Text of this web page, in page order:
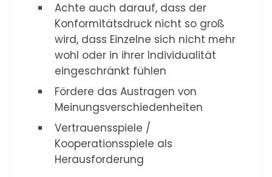
Achte auch darauf, dass der
Konformitätsdruck nicht so groß
wird, dass Einzelne sich nicht mehr
wohl oder in ihrer Individualität
eingeschränkt fühlen
Fördere das Austragen von
Meinungsverschiedenheiten
Vertrauensspiele /
Kooperationsspiele als
Herausforderung